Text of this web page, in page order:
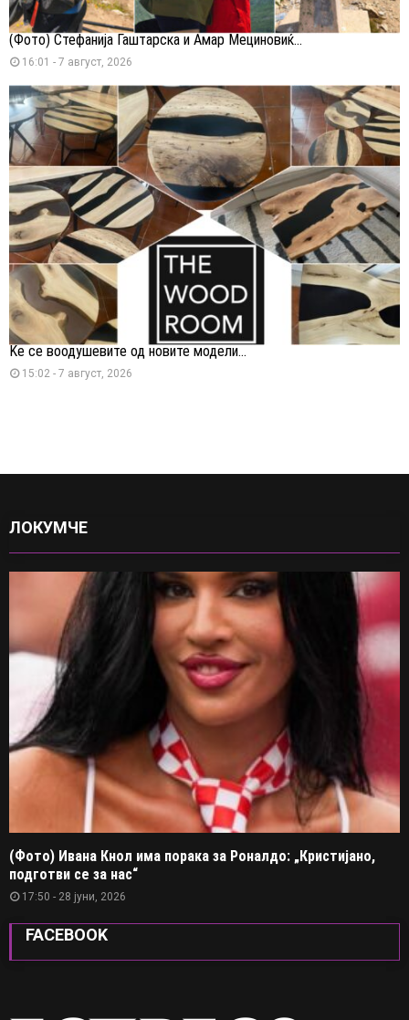
(Фото) Стефанија Гаштарска и Амар Мециновиќ...
16:01 - 7 август, 2026
Ќе се воодушевите од новите модели...
15:02 - 7 август, 2026
ЛОКУМЧЕ
(Фото) Ивана Кнол има порака за Роналдо: „Кристијано,
подготви се за нас“
17:50 - 28 јуни, 2026
FACEBOOK